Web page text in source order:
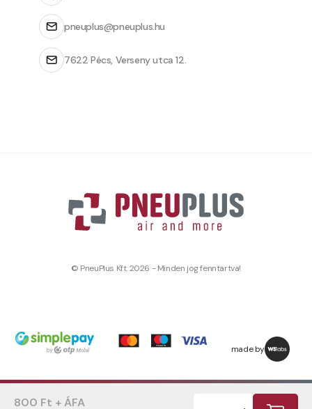
800 Ft + ÁFA
pneuplus@pneuplus.hu
7622 Pécs, Verseny utca 12.
© PneuPlus Kft. 2026 - Minden jog fenntartva!
made by